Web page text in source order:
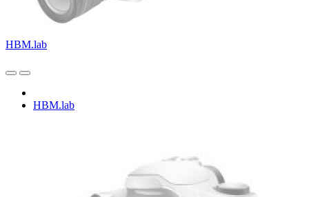
HBM.lab
HBM.lab